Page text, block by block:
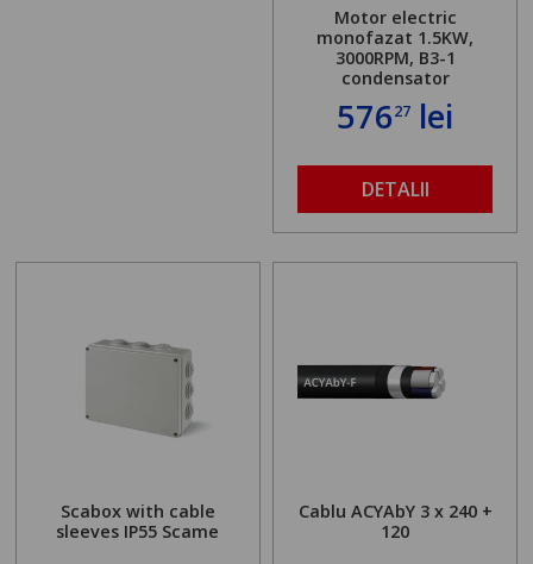
Motor electric
monofazat 1.5KW,
3000RPM, B3-1
condensator
57627 lei
DETALII
Scabox with cable
sleeves IP55 Scame
Cablu ACYAbY 3 x 240 +
120